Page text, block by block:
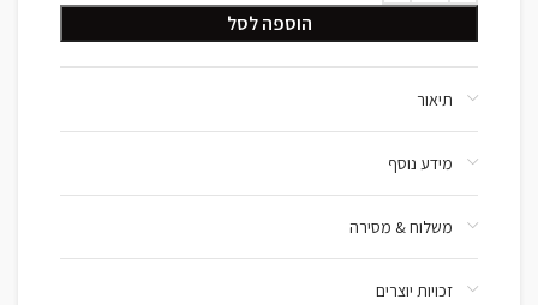
הוספה לסל
תיאור
מידע נוסף
משלוח & מסירה
זכויות יוצרים